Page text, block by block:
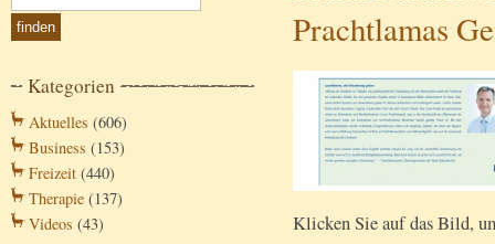
Kategorien
Aktuelles (606)
Business (153)
Freizeit (440)
Therapie (137)
Videos (43)
Prachtlamas
Klicken Sie auf das Bild,